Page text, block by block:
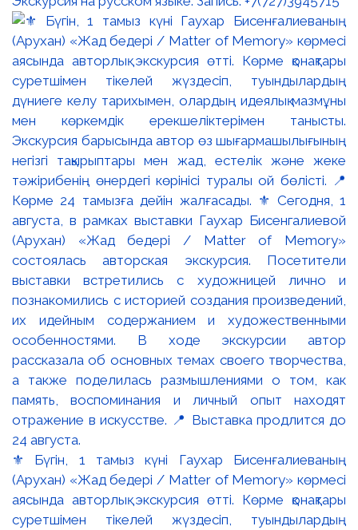
⚜️ Бүгін, 1 тамыз күні Гаухар Бисенғалиеваның
(Арухан) «Жад бедері / Matter of Memory» көрмесі
аясында авторлық экскурсия өтті. Көрме қонақтары
суретшімен тікелей жүздесіп, туындылардың